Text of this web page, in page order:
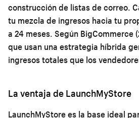
construcción de listas de correo.
tu mezcla de ingresos hacia tu
a 24 meses. Según BigCommerce
que usan una estrategia híbrida
ingresos totales que los
La ventaja de LaunchMyStore
LaunchMyStore es la base ideal